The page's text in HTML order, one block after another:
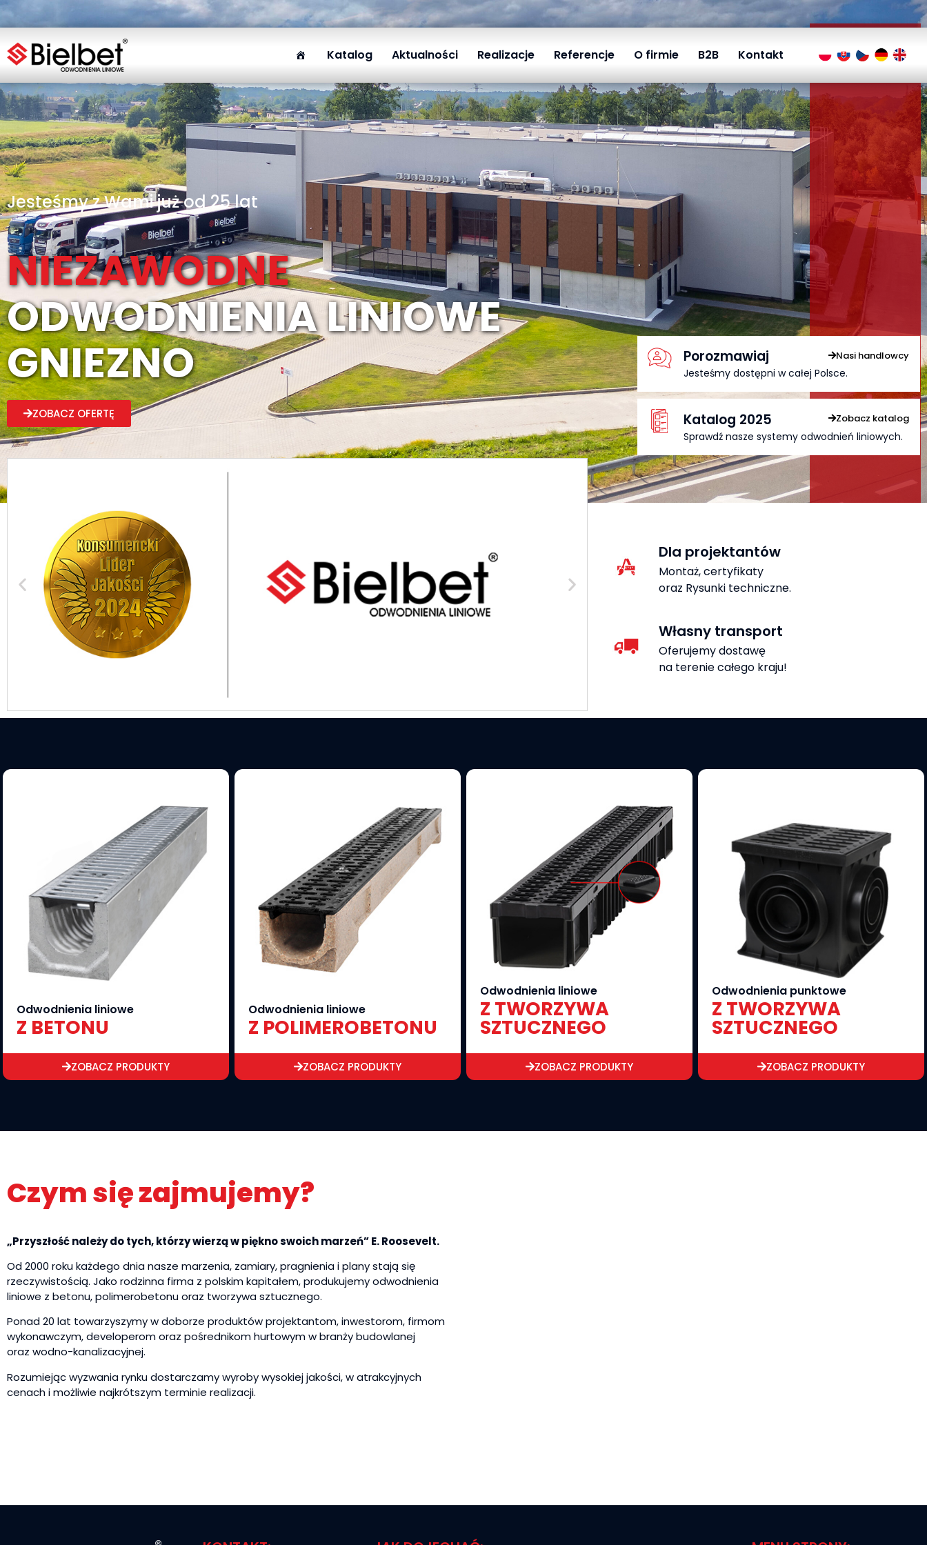
Katalog Aktualności Realizacje Referencje O firmie B2B Kontakt
Jesteśmy z Wami już od 25 lat
NIEZAWODNE
ODWODNIENIA LINIOWE
GNIEZNO
ZOBACZ OFERTĘ
Nasi handlowcy
Porozmawiaj
Jesteśmy dostępni w całej Polsce.
Zobacz katalog
Katalog 2025
Sprawdź nasze systemy odwodnień liniowych.
Dla projektantów
Montaż, certyfikaty
oraz Rysunki techniczne.
Własny transport
Oferujemy dostawę
na terenie całego kraju!
Odwodnienia liniowe
Z BETONU
ZOBACZ PRODUKTY
Odwodnienia liniowe
Z POLIMEROBETONU
ZOBACZ PRODUKTY
Odwodnienia liniowe
Z TWORZYWA
SZTUCZNEGO
ZOBACZ PRODUKTY
Odwodnienia punktowe
Z TWORZYWA
SZTUCZNEGO
ZOBACZ PRODUKTY
Czym się zajmujemy?
„Przyszłość należy do tych, którzy wierzą w piękno swoich marzeń” E. Roosevelt.
Od 2000 roku każdego dnia nasze marzenia, zamiary, pragnienia i plany stają się
rzeczywistością. Jako rodzinna firma z polskim kapitałem, produkujemy odwodnienia
liniowe z betonu, polimerobetonu oraz tworzywa sztucznego.
Ponad 20 lat towarzyszymy w doborze produktów projektantom, inwestorom, firmom
wykonawczym, developerom oraz pośrednikom hurtowym w branży budowlanej
oraz wodno-kanalizacyjnej.
Rozumiejąc wyzwania rynku dostarczamy wyroby wysokiej jakości, w atrakcyjnych
cenach i możliwie najkrótszym terminie realizacji.